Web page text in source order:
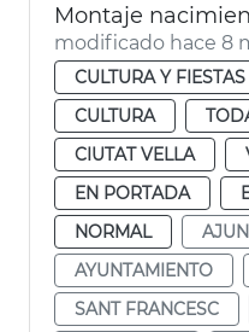
modificado hace 8
CULTURA Y
CULTURA
CIUTAT VELLA
EN PORTADA
NORMAL
AYUNTAMIENTO
SANT FRANCESC